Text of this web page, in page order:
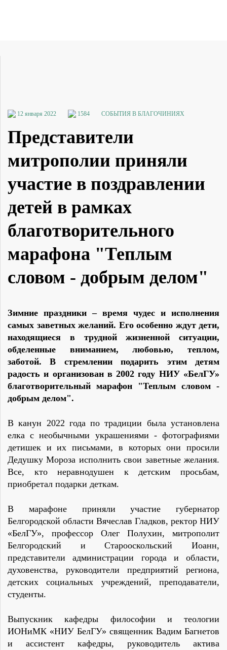
12 января 2022 1584 СОБЫТИЯ В БЛАГОЧИНИЯХ
Представители
митрополии приняли
участие в поздравлении
детей в рамках
благотворительного
марафона "Теплым
словом - добрым делом"
Зимние праздники – время чудес и исполнения
самых заветных желаний. Его особенно ждут дети,
находящиеся в трудной жизненной ситуации,
обделенные вниманием, любовью, теплом,
заботой. В стремлении подарить этим детям
радость и организован в 2002 году НИУ «БелГУ»
благотворительный марафон "Теплым словом -
добрым делом".
В канун 2022 года по традиции была установлена
елка с необычными украшениями - фотографиями
детишек и их письмами, в которых они просили
Дедушку Мороза исполнить свои заветные желания.
Все, кто неравнодушен к детским просьбам,
приобретал подарки деткам.
В марафоне приняли участие губернатор
Белгородской области Вячеслав Гладков, ректор НИУ
«БелГУ», профессор Олег Полухин, митрополит
Белгородский и Старооскольский Иоанн,
представители администрации города и области,
духовенства, руководители предприятий региона,
детских социальных учреждений, преподаватели,
студенты.
Выпускник кафедры философии и теологии
ИОНиМК «НИУ БелГУ» священник Вадим Багнетов
и ассистент кафедры, руководитель актива